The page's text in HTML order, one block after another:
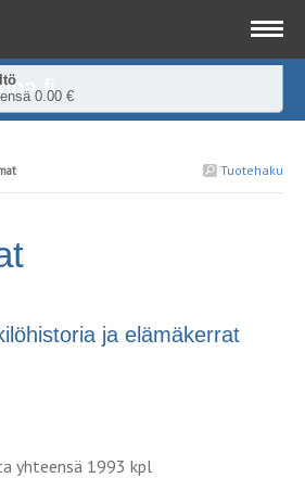
0.00 €
Tuotehaku
ja elämäkerrat
yhteensä 1993 kpl